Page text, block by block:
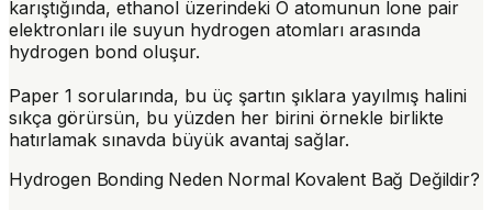
karıştığında, ethanol üzerindeki O atomunun lone pair
elektronları ile suyun hydrogen atomları arasında
hydrogen bond oluşur.
Paper 1 sorularında, bu üç şartın şıklara yayılmış halini
sıkça görürsün, bu yüzden her birini örnekle birlikte
hatırlamak sınavda büyük avantaj sağlar.
Hydrogen Bonding Neden Normal Kovalent Bağ Değildir?